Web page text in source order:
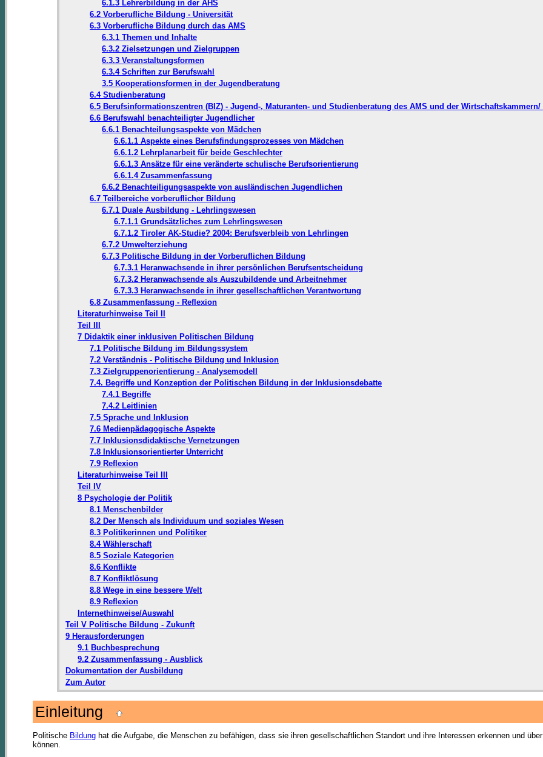
6.1.3 Lehrerbildung in der AHS
6.2 Vorberufliche Bildung - Universität
6.3 Vorberufliche Bildung durch das AMS
6.3.1 Themen und Inhalte
6.3.2 Zielsetzungen und Zielgruppen
6.3.3 Veranstaltungsformen
6.3.4 Schriften zur Berufswahl
3.5 Kooperationsformen in der Jugendberatung
6.4 Studienberatung
6.5 Berufsinformationszentren (BIZ) - Jugend-, Maturanten- und Studienberatung des AMS und der Wirtschaftskammern/
6.6 Berufswahl benachteiligter Jugendlicher
6.6.1 Benachteilungsaspekte von Mädchen
6.6.1.1 Aspekte eines Berufsfindungsprozesses von Mädchen
6.6.1.2 Lehrplanarbeit für beide Geschlechter
6.6.1.3 Ansätze für eine veränderte schulische Berufsorientierung
6.6.1.4 Zusammenfassung
6.6.2 Benachteiligungsaspekte von ausländischen Jugendlichen
6.7 Teilbereiche vorberuflicher Bildung
6.7.1 Duale Ausbildung - Lehrlingswesen
6.7.1.1 Grundsätzliches zum Lehrlingswesen
6.7.1.2 Tiroler AK-Studie? 2004: Berufsverbleib von Lehrlingen
6.7.2 Umwelterziehung
6.7.3 Politische Bildung in der Vorberuflichen Bildung
6.7.3.1 Heranwachsende in ihrer persönlichen Berufsentscheidung
6.7.3.2 Heranwachsende als Auszubildende und Arbeitnehmer
6.7.3.3 Heranwachsende in ihrer gesellschaftlichen Verantwortung
6.8 Zusammenfassung - Reflexion
Literaturhinweise Teil II
Teil III
7 Didaktik einer inklusiven Politischen Bildung
7.1 Politische Bildung im Bildungssystem
7.2 Verständnis - Politische Bildung und Inklusion
7.3 Zielgruppenorientierung - Analysemodell
7.4. Begriffe und Konzeption der Politischen Bildung in der Inklusionsdebatte
7.4.1 Begriffe
7.4.2 Leitlinien
7.5 Sprache und Inklusion
7.6 Medienpädagogische Aspekte
7.7 Inklusionsdidaktische Vernetzungen
7.8 Inklusionsorientierter Unterricht
7.9 Reflexion
Literaturhinweise Teil III
Teil IV
8 Psychologie der Politik
8.1 Menschenbilder
8.2 Der Mensch als Individuum und soziales Wesen
8.3 Politikerinnen und Politiker
8.4 Wählerschaft
8.5 Soziale Kategorien
8.6 Konflikte
8.7 Konfliktlösung
8.8 Wege in eine bessere Welt
8.9 Reflexion
Internethinweise/Auswahl
Teil V Politische Bildung - Zukunft
9 Herausforderungen
9.1 Buchbesprechung
9.2 Zusammenfassung - Ausblick
Dokumentation der Ausbildung
Zum Autor
Einleitung
Politische Bildung hat die Aufgabe, die Menschen zu befähigen, dass sie ihren gesellschaftlichen Standort und ihre Interessen erkennen und
können.